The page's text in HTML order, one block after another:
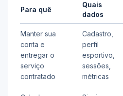
Para quê
Quais
dados
Manter sua
conta e
entregar o
serviço
contratado
Cadastro,
perfil
esportivo,
sessões,
métricas